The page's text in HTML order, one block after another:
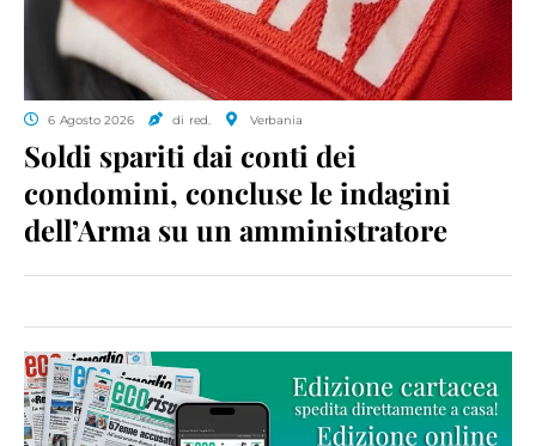
6 Agosto 2026 di red. Verbania
Soldi spariti dai conti dei
condomini, concluse le indagini
dell’Arma su un amministratore